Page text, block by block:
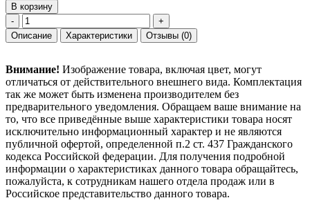
В корзину
-
+
Описание
Характеристики Отзывы (0)
Внимание! Изображение товара, включая цвет, могут
отличаться от действительного внешнего вида. Комплектация
так же может быть изменена производителем без
предварительного уведомления. Обращаем ваше внимание на
то, что все приведённые выше характеристики товара носят
исключительно информационный характер и не являются
публичной офертой, определенной п.2 ст. 437 Гражданского
кодекса Российской федерации. Для получения подробной
информации о характеристиках данного товара обращайтесь,
пожалуйста, к сотрудникам нашего отдела продаж или в
Российское представительство данного товара.